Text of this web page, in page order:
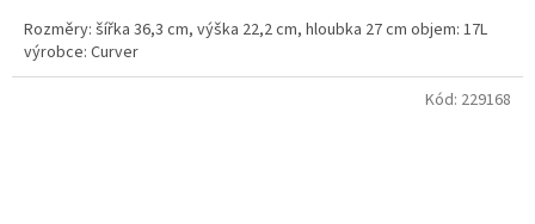
Rozměry: šířka 36,3 cm, výška 22,2 cm, hloubka 27 cm objem: 17L
výrobce: Curver
Kód: 229168